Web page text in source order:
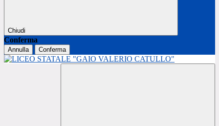
Chiudi
Conferma
Annulla Conferma